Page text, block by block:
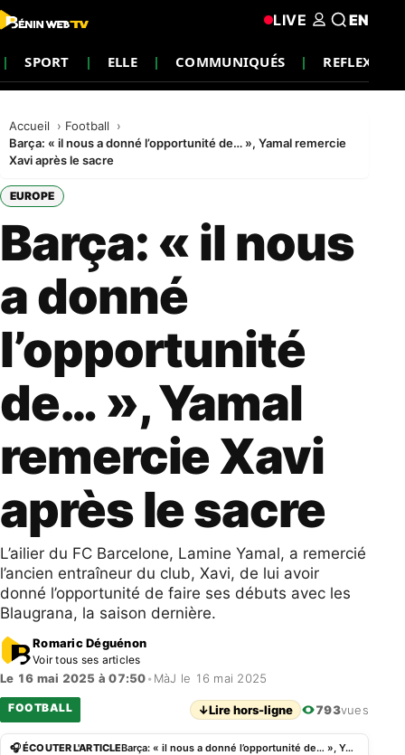
SPORT ELLE COMMUNIQUÉS REFLEXION
LIVE EN
Accueil
Football
Barça: « il nous a donné l’opportunité de… », Yamal remercie
Xavi après le sacre
EUROPE
Barça: « il nous
a donné
l’opportunité
de… », Yamal
remercie Xavi
après le sacre
L’ailier du FC Barcelone, Lamine Yamal, a remercié
l’ancien entraîneur du club, Xavi, de lui avoir
donné l’opportunité de faire ses débuts avec les
Blaugrana, la saison dernière.
Romaric Déguénon
Voir tous ses articles
Le 16 mai 2025 à 07:50• MàJ le 16 mai 2025
FOOTBALL ↓Lire hors-ligne 793vues
🎧 ÉCOUTER L'ARTICLE Barça: « il nous a donné l’opportunité de… », Yamal remercie Xavi après le sacre